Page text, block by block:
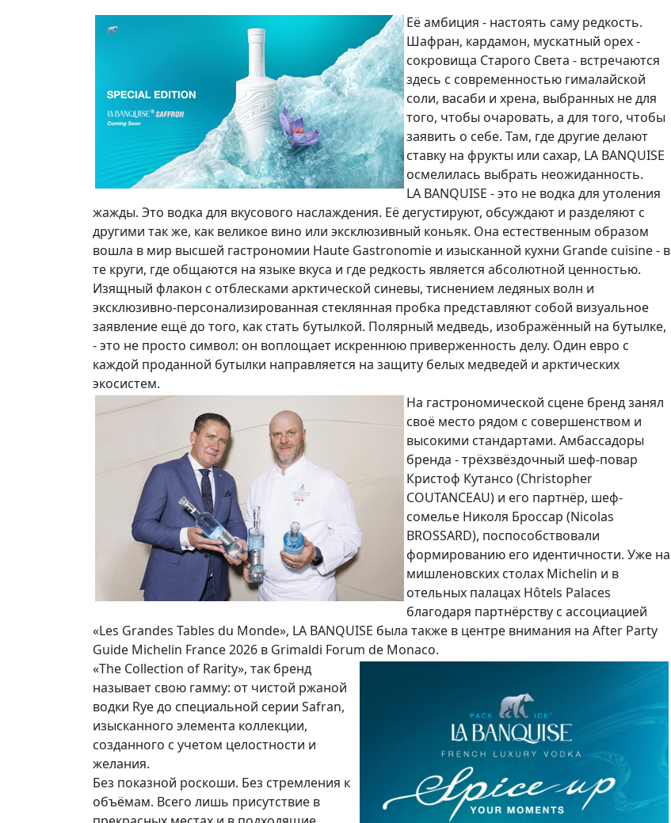
Её амбиция - настоять саму редкость.
Шафран, кардамон, мускатный орех -
сокровища Старого Света - встречаются
здесь с современностью гималайской
соли, васаби и хрена, выбранных не для
того, чтобы очаровать, а для того, чтобы
заявить о себе. Там, где другие делают
ставку на фрукты или сахар, LA BANQUISE
осмелилась выбрать неожиданность.
LA BANQUISE - это не водка для утоления
жажды. Это водка для вкусового наслаждения. Её дегустируют, обсуждают и разделяют с
другими так же, как великое вино или эксклюзивный коньяк. Она естественным образом
вошла в мир высшей гастрономии Haute Gastronomie и изысканной кухни Grande cuisine - в
те круги, где общаются на языке вкуса и где редкость является абсолютной ценностью.
Изящный флакон с отблесками арктической синевы, тиснением ледяных волн и
эксклюзивно-персонализированная стеклянная пробка представляют собой визуальное
заявление ещё до того, как стать бутылкой. Полярный медведь, изображённый на бутылке,
- это не просто символ: он воплощает искреннюю приверженность делу. Один евро с
каждой проданной бутылки направляется на защиту белых медведей и арктических
экосистем.
На гастрономической сцене бренд занял
своё место рядом с совершенством и
высокими стандартами. Амбассадоры
бренда - трёхзвёздочный шеф-повар
Кристоф Кутансо (Сhristopher
COUTANCEAU) и его партнёр, шеф-
сомелье Николя Броссар (Nicolas
BROSSARD), поспособствовали
формированию его идентичности. Уже на
мишленовских столах Michelin и в
отельных палацах Hôtels Palaces
благодаря партнёрству с ассоциацией
«Les Grandes Tables du Monde», LA BANQUISE была также в центре внимания на After Party
Guide Michelin France 2026 в Grimaldi Forum de Monaco.
«The Collection of Rarity», так бренд
называет свою гамму: от чистой ржаной
водки Rye до специальной серии Safran,
изысканного элемента коллекции,
созданного с учетом целостности и
желания.
Без показной роскоши. Без стремления к
объёмам. Всего лишь присутствие в